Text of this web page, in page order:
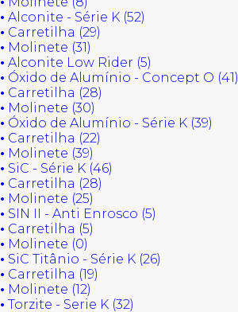
• Alconite - Série K (52)
• Carretilha (29)
• Molinete (31)
• Alconite Low Rider (5)
• Óxido de Alumínio - Concept O (41)
• Carretilha (28)
• Molinete (30)
• Óxido de Alumínio - Série K (39)
• Carretilha (22)
• Molinete (39)
• SiC - Série K (46)
• Carretilha (28)
• Molinete (25)
• SIN II - Anti Enrosco (5)
• Carretilha (5)
• Molinete (0)
• SiC Titânio - Série K (26)
• Carretilha (19)
• Molinete (12)
• Torzite - Serie K (32)